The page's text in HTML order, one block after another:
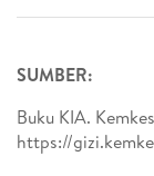
SUMBER:
Buku KIA.
https://